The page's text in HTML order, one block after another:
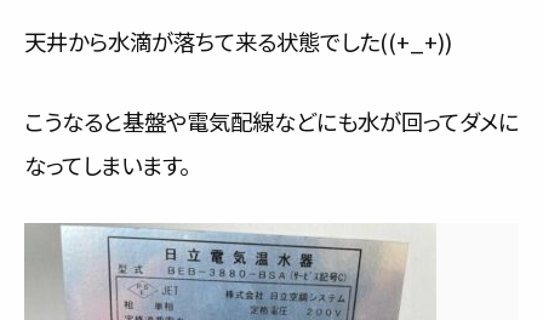
天井から水滴が落ちて来る状態でした((+_+))
こうなると基盤や電気配線などにも水が回ってダメに
なってしまいます。